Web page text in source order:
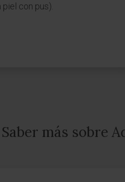
con pus).
Saber más sobre